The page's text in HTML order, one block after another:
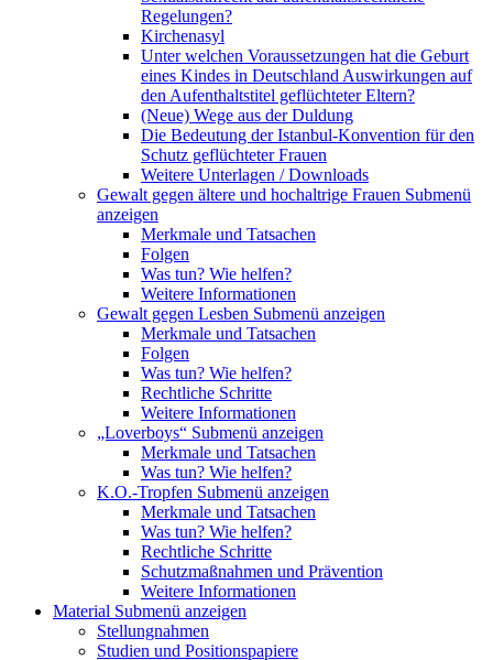
Regelungen?
Kirchenasyl
Unter welchen Voraussetzungen hat die Geburt
eines Kindes in Deutschland Auswirkungen auf
den Aufenthaltstitel geflüchteter Eltern?
(Neue) Wege aus der Duldung
Die Bedeutung der Istanbul-Konvention für den
Schutz geflüchteter Frauen
Weitere Unterlagen / Downloads
Gewalt gegen ältere und hochaltrige Frauen Submenü
anzeigen
Merkmale und Tatsachen
Folgen
Was tun? Wie helfen?
Weitere Informationen
Gewalt gegen Lesben Submenü anzeigen
Merkmale und Tatsachen
Folgen
Was tun? Wie helfen?
Rechtliche Schritte
Weitere Informationen
„Loverboys“ Submenü anzeigen
Merkmale und Tatsachen
Was tun? Wie helfen?
K.O.-Tropfen Submenü anzeigen
Merkmale und Tatsachen
Was tun? Wie helfen?
Rechtliche Schritte
Schutzmaßnahmen und Prävention
Weitere Informationen
Material Submenü anzeigen
Stellungnahmen
Studien und Positionspapiere